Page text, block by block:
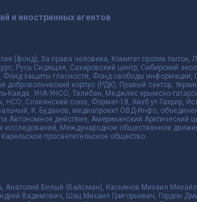
и иностранных агентов
(фонд), За права человека, Комитет против
Русь Сидящая, Сахаровский центр, Сибирский
защиты гласности, Фонд свободы информации,
корпус (РДК), Правый сектор,
Каида, УНА-УНСО, Талибан, Меджлис крымско-
НСО, Славянский союз, Формат-18, Хизб ут-Тахрир,
К. Буданов, медиапроект ОВД-Инфо,
действие, Американский Арктический
Международное общественное
просветительское общество.
Анатолий Белый (Вайсман), Касьянов Михаил
Вадимович, Шац Михаил Григорьевич, Гордон